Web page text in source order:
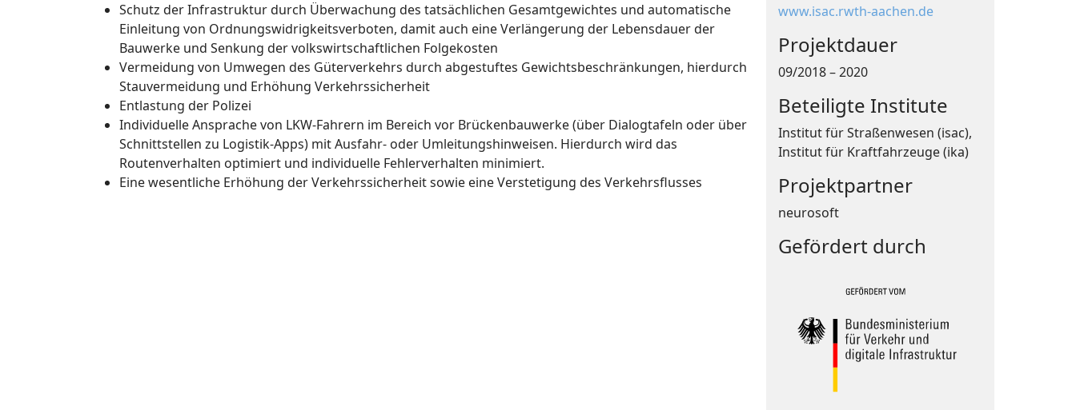
Schutz der Infrastruktur durch Überwachung des tatsächlichen Gesamtgewichtes und automatische
Einleitung von Ordnungswidrigkeitsverboten, damit auch eine Verlängerung der Lebensdauer der
Bauwerke und Senkung der volkswirtschaftlichen Folgekosten
Vermeidung von Umwegen des Güterverkehrs durch abgestuftes Gewichtsbeschränkungen, hierdurch
Stauvermeidung und Erhöhung Verkehrssicherheit
Entlastung der Polizei
Individuelle Ansprache von LKW-Fahrern im Bereich vor Brückenbauwerke (über Dialogtafeln oder über
Schnittstellen zu Logistik-Apps) mit Ausfahr- oder Umleitungshinweisen. Hierdurch wird das
Routenverhalten optimiert und individuelle Fehlerverhalten minimiert.
Eine wesentliche Erhöhung der Verkehrssicherheit sowie eine Verstetigung des Verkehrsflusses
www.isac.rwth-aachen.de
Projektdauer
09/2018 – 2020
Beteiligte Institute
Institut für Straßenwesen (isac),
Institut für Kraftfahrzeuge (ika)
Projektpartner
neurosoft
Gefördert durch